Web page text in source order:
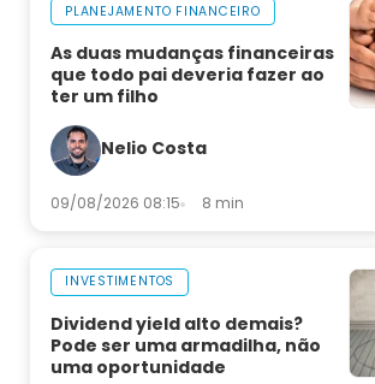
PLANEJAMENTO FINANCEIRO
As duas mudanças financeiras
que todo pai deveria fazer ao
ter um filho
Nelio Costa
09/08/2026 08:15 8 min
INVESTIMENTOS
Dividend yield alto demais?
Pode ser uma armadilha, não
uma oportunidade